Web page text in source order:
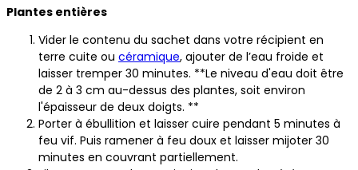
Plantes entières
Vider le contenu du sachet dans votre récipient en
terre cuite ou céramique, ajouter de l’eau froide et
laisser tremper 30 minutes. **Le niveau d'eau doit être
de 2 à 3 cm au-dessus des plantes, soit environ
l'épaisseur de deux doigts. **
Porter à ébullition et laisser cuire pendant 5 minutes à
feu vif. Puis ramener à feu doux et laisser mijoter 30
minutes en couvrant partiellement.